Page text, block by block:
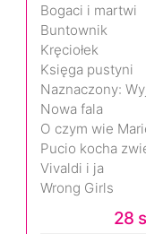
Bogaci i martwi
Buntownik
Kręciołek
Księga pustyni
Nowa fala
O czym wie
Pucio kocha
Vivaldi i ja
Wrong Girls
28